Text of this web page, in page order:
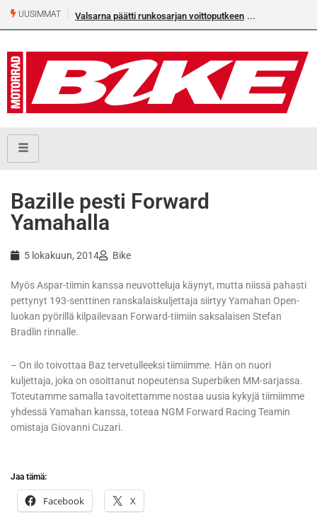
UUSIMMAT Valsarna päätti runkosarjan voittoputkeen
Bazille pesti Forward
Yamahalla
5 lokakuun, 2014 Bike
Myös Aspar-tiimin kanssa neuvotteluja käynyt, mutta niissä pahasti
pettynyt 193-senttinen ranskalaiskuljettaja siirtyy Yamahan Open-
luokan pyörillä kilpailevaan Forward-tiimiin saksalaisen Stefan
Bradlin rinnalle.
– On ilo toivottaa Baz tervetulleeksi tiimiimme. Hän on nuori
kuljettaja, joka on osoittanut nopeutensa Superbiken MM-sarjassa.
Toteutamme samalla tavoitettamme nostaa uusia kykyjä tiimiimme
yhdessä Yamahan kanssa, toteaa NGM Forward Racing Teamin
omistaja Giovanni Cuzari.
Jaa tämä:
Facebook X